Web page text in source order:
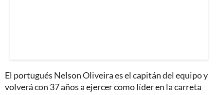
El portugués Nelson Oliveira es el capitán del equipo y
volverá con 37 años a ejercer como líder en la carreta